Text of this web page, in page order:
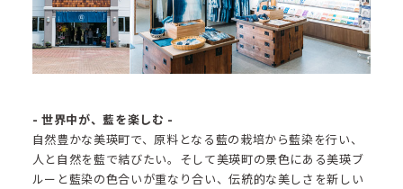
- 世界中が、藍を楽しむ -
自然豊かな美瑛町で、原料となる藍の栽培から藍染を行い、
人と自然を藍で結びたい。そして美瑛町の景色にある美瑛ブ
ルーと藍染の色合いが重なり合い、伝統的な美しさを新しい